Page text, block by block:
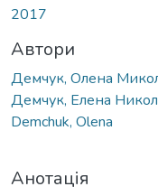
2017
Автори
Демчук, Олена
Демчук, Елена
Demchuk, Olena
Анотація